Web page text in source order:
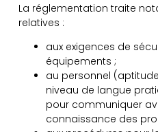
La réglementation traite
relatives :
aux exigences de
équipements ;
au personnel
niveau de langue
pour communiquer
connaissance des